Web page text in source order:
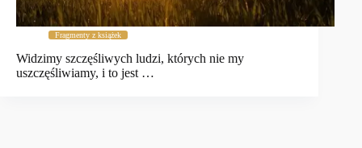
Fragmenty z książek
Widzimy szczęśliwych ludzi, których nie my
uszczęśliwiamy, i to jest …